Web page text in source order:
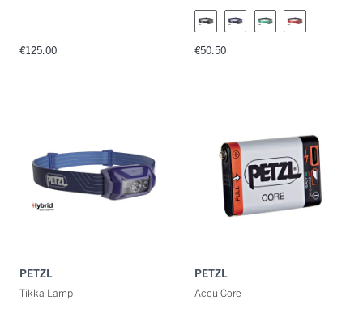
€125.00 €50.50
PETZL
Tikka Lamp
PETZL
Accu Core